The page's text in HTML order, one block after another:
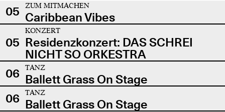
05
ZUM MITMACHEN
Caribbean Vibes
05
KONZERT
Residenzkonzert: DAS SCHREI
NICHT SO ORKESTRA
06
TANZ
Ballett Grass On Stage
06
TANZ
Ballett Grass On Stage